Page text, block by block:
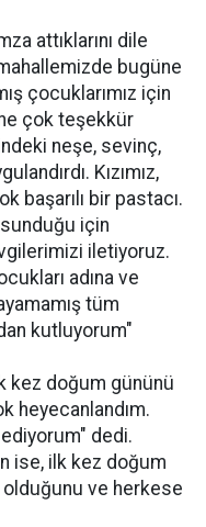
attıklarını dile
bugüne
çocuklarımız için
çok teşekkür
neşe, sevinç,
Kızımız,
başarılı bir pastacı.
için
iletiyoruz.
adına ve
tüm
kutluyorum"
kez doğum gününü
heyecanlandım.
dedi.
ise, ilk kez doğum
olduğunu ve herkese